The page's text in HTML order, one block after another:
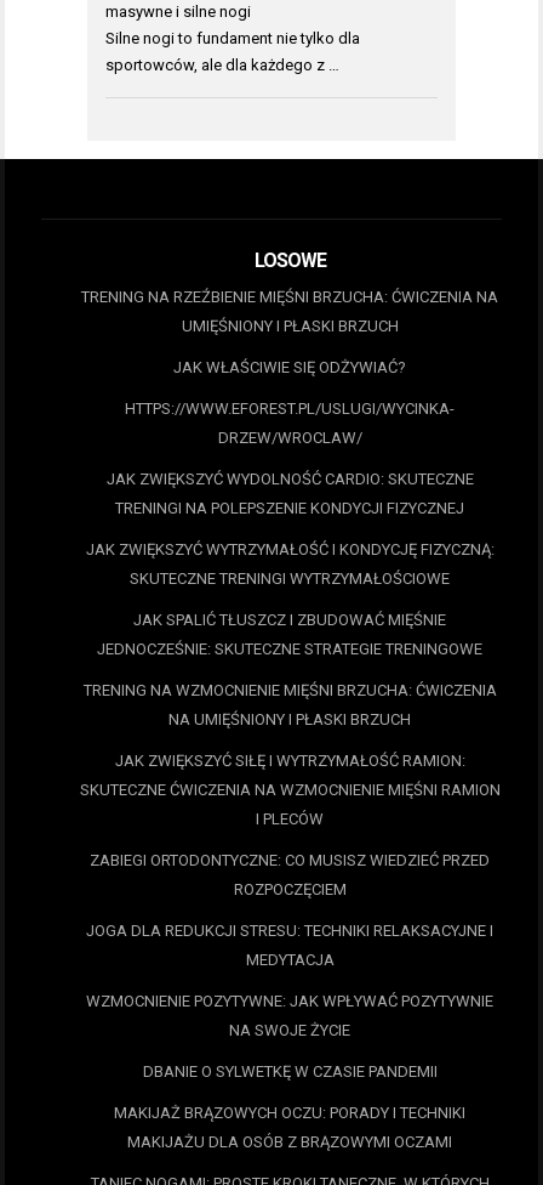
masywne i silne nogi
Silne nogi to fundament nie tylko dla
sportowców, ale dla każdego z …
LOSOWE
TRENING NA RZEŹBIENIE MIĘŚNI BRZUCHA: ĆWICZENIA NA
UMIĘŚNIONY I PŁASKI BRZUCH
JAK WŁAŚCIWIE SIĘ ODŻYWIAĆ?
HTTPS://WWW.EFOREST.PL/USLUGI/WYCINKA-
DRZEW/WROCLAW/
JAK ZWIĘKSZYĆ WYDOLNOŚĆ CARDIO: SKUTECZNE
TRENINGI NA POLEPSZENIE KONDYCJI FIZYCZNEJ
JAK ZWIĘKSZYĆ WYTRZYMAŁOŚĆ I KONDYCJĘ FIZYCZNĄ:
SKUTECZNE TRENINGI WYTRZYMAŁOŚCIOWE
JAK SPALIĆ TŁUSZCZ I ZBUDOWAĆ MIĘŚNIE
JEDNOCZEŚNIE: SKUTECZNE STRATEGIE TRENINGOWE
TRENING NA WZMOCNIENIE MIĘŚNI BRZUCHA: ĆWICZENIA
NA UMIĘŚNIONY I PŁASKI BRZUCH
JAK ZWIĘKSZYĆ SIŁĘ I WYTRZYMAŁOŚĆ RAMION:
SKUTECZNE ĆWICZENIA NA WZMOCNIENIE MIĘŚNI RAMION
I PLECÓW
ZABIEGI ORTODONTYCZNE: CO MUSISZ WIEDZIEĆ PRZED
ROZPOCZĘCIEM
JOGA DLA REDUKCJI STRESU: TECHNIKI RELAKSACYJNE I
MEDYTACJA
WZMOCNIENIE POZYTYWNE: JAK WPŁYWAĆ POZYTYWNIE
NA SWOJE ŻYCIE
DBANIE O SYLWETKĘ W CZASIE PANDEMII
MAKIJAŻ BRĄZOWYCH OCZU: PORADY I TECHNIKI
MAKIJAŻU DLA OSÓB Z BRĄZOWYMI OCZAMI